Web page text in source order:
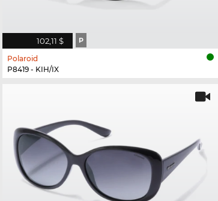
102,11 $ P
Polaroid
P8419 - KIH/IX